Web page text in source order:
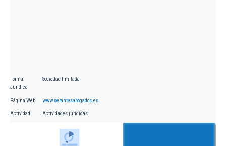
Forma
Jurídica
Sociedad limitada
Página Web www.serantesabogados.es
Actividad Actividades jurídicas